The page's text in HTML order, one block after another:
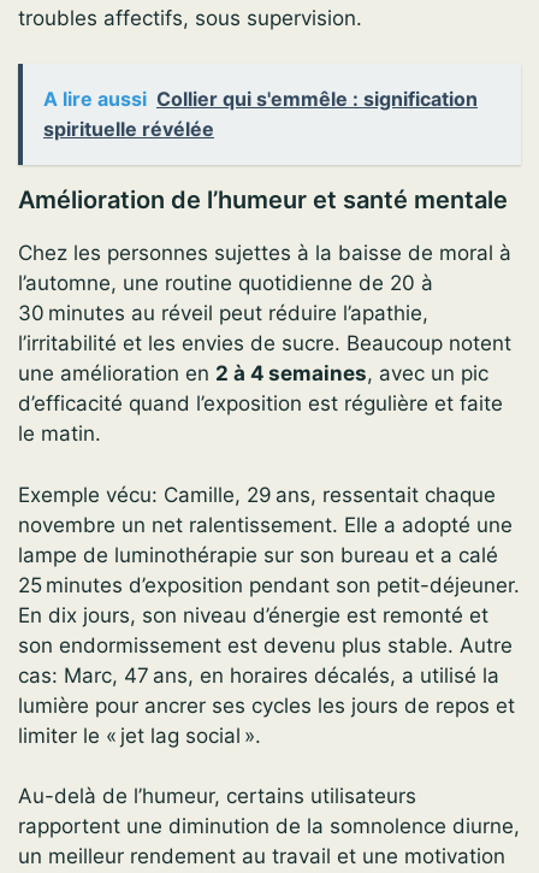
troubles affectifs, sous supervision.
A lire aussi Collier qui s'emmêle : signification
spirituelle révélée
Amélioration de l’humeur et santé mentale
Chez les personnes sujettes à la baisse de moral à
l’automne, une routine quotidienne de 20 à
30 minutes au réveil peut réduire l’apathie,
l’irritabilité et les envies de sucre. Beaucoup notent
une amélioration en 2 à 4 semaines, avec un pic
d’efficacité quand l’exposition est régulière et faite
le matin.
Exemple vécu: Camille, 29 ans, ressentait chaque
novembre un net ralentissement. Elle a adopté une
lampe de luminothérapie sur son bureau et a calé
25 minutes d’exposition pendant son petit-déjeuner.
En dix jours, son niveau d’énergie est remonté et
son endormissement est devenu plus stable. Autre
cas: Marc, 47 ans, en horaires décalés, a utilisé la
lumière pour ancrer ses cycles les jours de repos et
limiter le « jet lag social ».
Au-delà de l’humeur, certains utilisateurs
rapportent une diminution de la somnolence diurne,
un meilleur rendement au travail et une motivation